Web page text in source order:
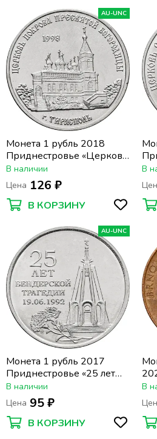
AU-UNC
Монета 1 рубль 2018
Приднестровье «Церковь
Покрова Пресвятой
Богородицы г. Тирасполь»
В наличии
Цена 126 ₽
В КОРЗИНУ
В
AU-UNC
Монета 1 рубль 2017
Приднестровье «25 лет
Бендерской трагедии»
В наличии
Цена 95 ₽
В КОРЗИНУ
В